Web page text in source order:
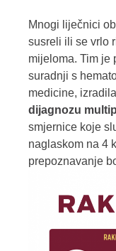
Mnogi liječnici
susreli ili se vrlo
mijeloma. Tim je
suradnji s
medicine, izradila
dijagnozu
smjernice koje
naglaskom na 4
prepoznavanje